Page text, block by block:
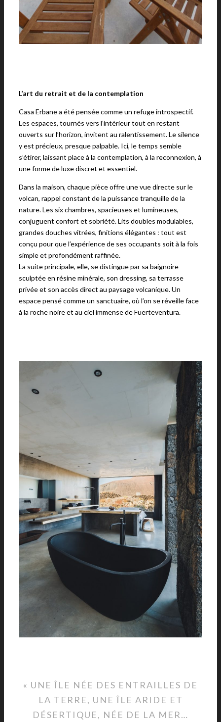
L’art du retrait et de la contemplation
Casa Erbane a été pensée comme un refuge introspectif.
Les espaces, tournés vers l’intérieur tout en restant
ouverts sur l’horizon, invitent au ralentissement. Le silence
y est précieux, presque palpable. Ici, le temps semble
s’étirer, laissant place à la contemplation, à la reconnexion, à
une forme de luxe discret et essentiel.
Dans la maison, chaque pièce offre une vue directe sur le
volcan, rappel constant de la puissance tranquille de la
nature. Les six chambres, spacieuses et lumineuses,
conjuguent confort et sobriété. Lits doubles modulables,
grandes douches vitrées, finitions élégantes : tout est
conçu pour que l’expérience de ses occupants soit à la fois
simple et profondément raffinée.
La suite principale, elle, se distingue par sa baignoire
sculptée en résine minérale, son dressing, sa terrasse
privée et son accès direct au paysage volcanique. Un
espace pensé comme un sanctuaire, où l’on se réveille face
à la roche noire et au ciel immense de Fuerteventura.
« UNE ÎLE NÉE DES ENTRAILLES DE
LA TERRE, UNE ÎLE ARIDE ET
DÉSERTIQUE, NÉE DE LA MER…